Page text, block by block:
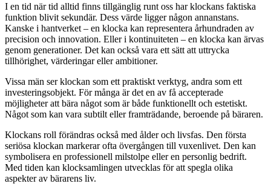
I en tid när tid alltid finns tillgänglig runt oss har klockans faktiska
funktion blivit sekundär. Dess värde ligger någon annanstans.
Kanske i hantverket – en klocka kan representera århundraden av
precision och innovation. Eller i kontinuiteten – en klocka kan ärvas
genom generationer. Det kan också vara ett sätt att uttrycka
tillhörighet, värderingar eller ambitioner.
Vissa män ser klockan som ett praktiskt verktyg, andra som ett
investeringsobjekt. För många är det en av få accepterade
möjligheter att bära något som är både funktionellt och estetiskt.
Något som kan vara subtilt eller framträdande, beroende på bäraren.
Klockans roll förändras också med ålder och livsfas. Den första
seriösa klockan markerar ofta övergången till vuxenlivet. Den kan
symbolisera en professionell milstolpe eller en personlig bedrift.
Med tiden kan klocksamlingen utvecklas för att spegla olika
aspekter av bärarens liv.